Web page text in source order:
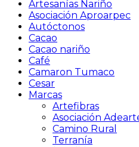
Artesanías Nariño
Asociación Aproarpec
Autóctonos
Cacao
Cacao nariño
Café
Camaron Tumaco
Cesar
Marcas
Artefibras
Asociación
Camino Rural
Terranía